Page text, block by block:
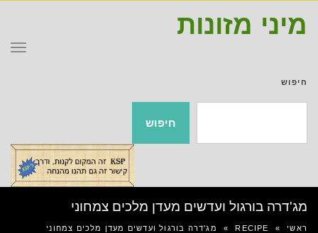
מיני מזונות
חיפוש
חיפוש
מג'דרה בורגול ועדשים מעדן מלכים צמחוני
ראשי »
RECIPE
» מג'דרה בורגול ועדשים מעדן מלכים צמחוני